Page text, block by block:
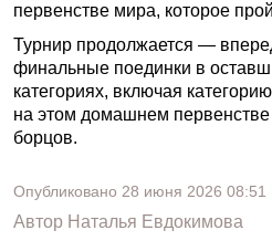
первенстве мира, которое
Турнир продолжается —
финальные поединки в
категориях, включая
на этом домашнем
борцов.
Опубликовано 28 июня 2026 08:51
Автор Наталья Евдокимова